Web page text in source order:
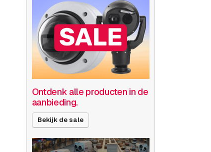
Ontdenk alle producten in de
aanbieding.
Bekijk de sale